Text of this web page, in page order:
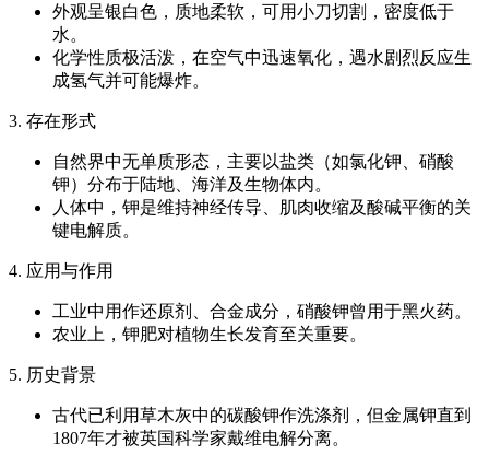
外观呈银白色，质地柔软，可用小刀切割，密度低于
水。
化学性质极活泼，在空气中迅速氧化，遇水剧烈反应生
成氢气并可能爆炸。
3. 存在形式
自然界中无单质形态，主要以盐类（如氯化钾、硝酸
钾）分布于陆地、海洋及生物体内。
人体中，钾是维持神经传导、肌肉收缩及酸碱平衡的关
键电解质。
4. 应用与作用
工业中用作还原剂、合金成分，硝酸钾曾用于黑火药。
农业上，钾肥对植物生长发育至关重要。
5. 历史背景
古代已利用草木灰中的碳酸钾作洗涤剂，但金属钾直到
1807年才被英国科学家戴维电解分离。